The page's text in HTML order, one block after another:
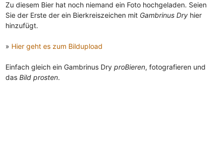
Zu diesem Bier hat noch niemand ein Foto hochgeladen. Seien
Sie der Erste der ein Bierkreiszeichen mit Gambrinus Dryhier
hinzufügt.
» Hier geht es zum Bildupload
Einfach gleich ein Gambrinus Dry proBieren, fotografieren und
das Bild prosten.